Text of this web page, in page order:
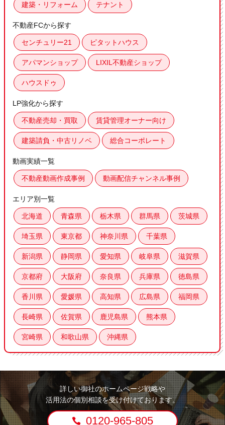
建築・リフォーム テナント
不動産FCから探す
センチュリー21 ピタットハウス
アパマンショップ LIXIL不動産ショップ
ハウスドゥ
LP強化から探す
不動産売却・買取 賃貸管理オーナー向け
建築請負・中古リノベ 総合コーポレート
動画実績一覧
不動産動画作成事例 動画配信チャンネル事例
エリア別一覧
北海道 青森県 栃木県 群馬県 茨城県
埼玉県 東京都 神奈川県 千葉県
新潟県 静岡県 愛知県 岐阜県 滋賀県
京都府 大阪府 奈良県 兵庫県 徳島県
香川県 愛媛県 高知県 広島県 福岡県
長崎県 佐賀県 鹿児島県 熊本県
宮崎県 和歌山県 沖縄県
詳しい御社のホームページ戦略や
活用法の個別相談を受け付けております。
0120-965-805